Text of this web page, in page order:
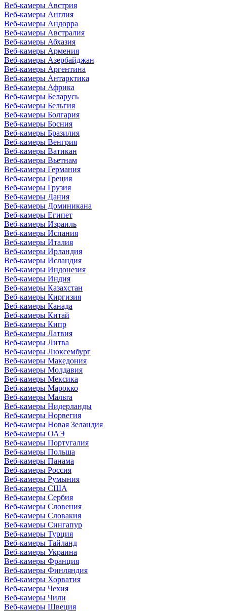
Веб-камеры Австрия
Веб-камеры Англия
Веб-камеры Андорра
Веб-камеры Австралия
Веб-камеры Абхазия
Веб-камеры Армения
Веб-камеры Азербайджан
Веб-камеры Аргентина
Веб-камеры Антарктика
Веб-камеры Африка
Веб-камеры Беларусь
Веб-камеры Бельгия
Веб-камеры Болгария
Веб-камеры Босния
Веб-камеры Бразилия
Веб-камеры Венгрия
Веб-камеры Ватикан
Веб-камеры Вьетнам
Веб-камеры Германия
Веб-камеры Греция
Веб-камеры Грузия
Веб-камеры Дания
Веб-камеры Доминикана
Веб-камеры Египет
Веб-камеры Израиль
Веб-камеры Испания
Веб-камеры Италия
Веб-камеры Ирландия
Веб-камеры Исландия
Веб-камеры Индонезия
Веб-камеры Индия
Веб-камеры Казахстан
Веб-камеры Киргизия
Веб-камеры Канада
Веб-камеры Китай
Веб-камеры Кипр
Веб-камеры Латвия
Веб-камеры Литва
Веб-камеры Люксембург
Веб-камеры Македония
Веб-камеры Молдавия
Веб-камеры Мексика
Веб-камеры Марокко
Веб-камеры Мальта
Веб-камеры Нидерланды
Веб-камеры Норвегия
Веб-камеры Новая Зеландия
Веб-камеры ОАЭ
Веб-камеры Португалия
Веб-камеры Польша
Веб-камеры Панама
Веб-камеры Россия
Веб-камеры Румыния
Веб-камеры США
Веб-камеры Сербия
Веб-камеры Словения
Веб-камеры Словакия
Веб-камеры Сингапур
Веб-камеры Турция
Веб-камеры Тайланд
Веб-камеры Украина
Веб-камеры Франция
Веб-камеры Финляндия
Веб-камеры Хорватия
Веб-камеры Чехия
Веб-камеры Чили
Веб-камеры Швеция